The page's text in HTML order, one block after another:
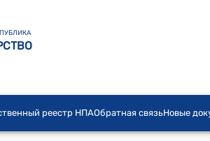
реестр НПАОбратная связьНовые